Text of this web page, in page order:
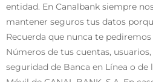
entidad. En Canalbank siempre
mantener seguros tus datos
Recuerda que nunca te
Números de tus cuentas,
seguridad de Banca en Línea o de